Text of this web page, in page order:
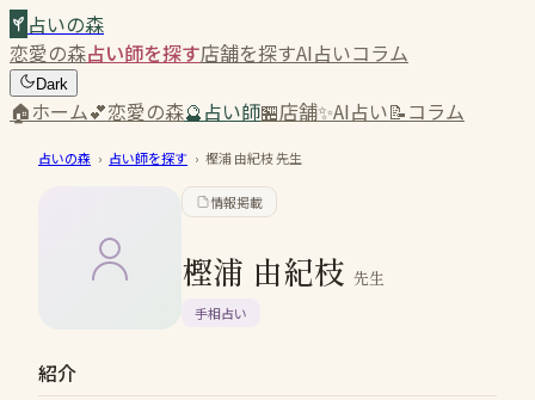
占いの森
恋愛の森占い師を探す店舗を探すAI占いコラム
Dark
🏠ホーム💕恋愛の森🔮占い師🏪店舗✨AI占い📝コラム
占いの森 › 占い師を探す › 樫浦 由紀枝先生
情報掲載
樫浦 由紀枝 先生
手相占い
紹介